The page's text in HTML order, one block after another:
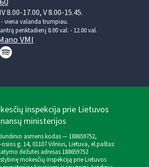
8.00-17.00, V 8.00-15.45.
viena valanda trumpiau.
penktadienį 8.00 val. - 12.00 val.
VMI
inspekcija prie Lietuvos
ministerijos
asmens kodas — 188659752,
g. 14, 01107 Vilnius, Lietuva, el.paštas:
dėžutės adresas 188659752
mokesčių inspekciją prie Lietuvos